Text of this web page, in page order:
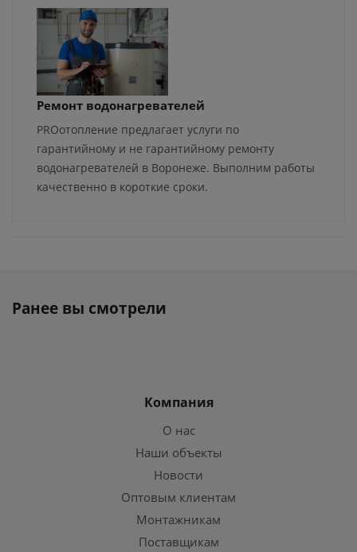
Ремонт водонагревателей
PROотопление предлагает услуги по
гарантийному и не гарантийному ремонту
водонагревателей в Воронеже. Выполним работы
качественно в короткие сроки.
Ранее вы смотрели
Компания
О нас
Наши объекты
Новости
Оптовым клиентам
Монтажникам
Поставщикам